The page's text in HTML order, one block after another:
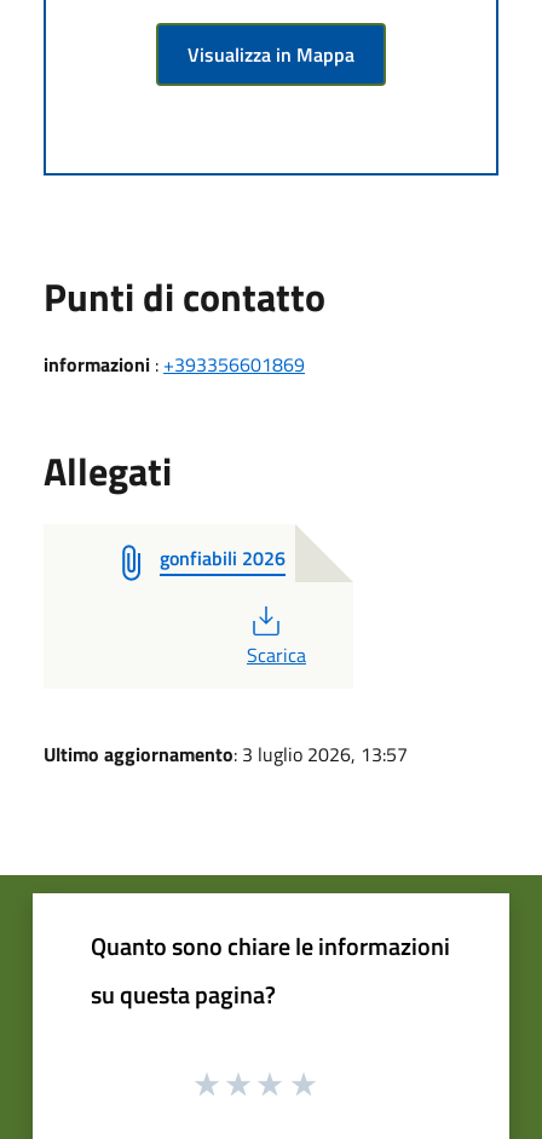
Visualizza in Mappa
Punti di contatto
informazioni : +393356601869
Allegati
gonfiabili 2026
PDF
Scarica
Ultimo aggiornamento: 3 luglio 2026, 13:57
Quanto sono chiare le informazioni
su questa pagina?